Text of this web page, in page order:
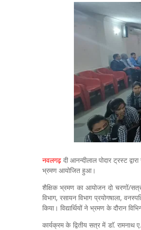
नवलगढ़ दी आनन्दीलाल पोदार ट्रस्ट
भ्रमण आयोजित हुआ।
शैक्षिक भ्रमण का आयोजन दो चरणों/सत्रों
विभाग, रसायन विभाग प्रयोगषाला,
किया। विद्यार्थियों ने भ्रमण के दौरान
कार्यक्रम के द्वितीय सत्र में डाॅ.